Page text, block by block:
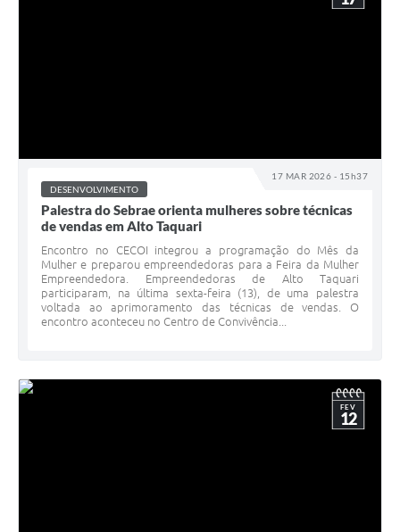
17 MAR 2026 - 15h37
DESENVOLVIMENTO
Palestra do Sebrae orienta mulheres sobre técnicas
de vendas em Alto Taquari
Encontro no CECOI integrou a programação do Mês da
Mulher e preparou empreendedoras para a Feira da Mulher
Empreendedora. Empreendedoras de Alto Taquari
participaram, na última sexta-feira (13), de uma palestra
voltada ao aprimoramento das técnicas de vendas. O
encontro aconteceu no Centro de Convivência...
FEV
12